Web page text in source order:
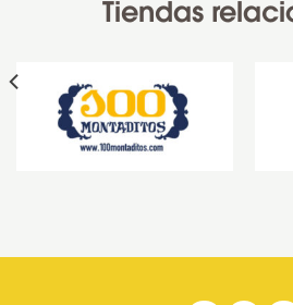
Tiendas